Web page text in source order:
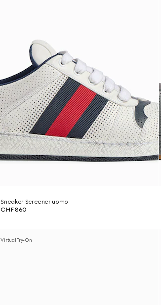
Sneaker Screener uomo
CHF 860
Virtual Try-On